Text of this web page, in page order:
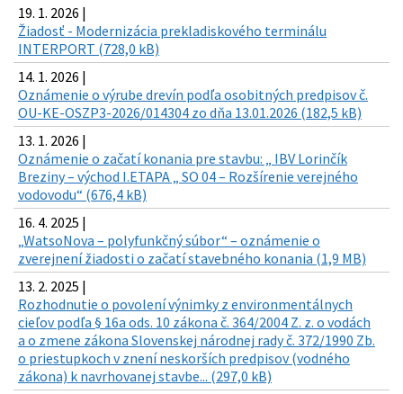
19. 1. 2026 |
Žiadosť - Modernizácia prekladiskového terminálu
INTERPORT (728,0 kB)
14. 1. 2026 |
Oznámenie o výrube drevín podľa osobitných predpisov č.
OU-KE-OSZP3-2026/014304 zo dňa 13.01.2026 (182,5 kB)
13. 1. 2026 |
Oznámenie o začatí konania pre stavbu: „ IBV Lorinčík
Breziny – východ I.ETAPA „ SO 04 – Rozšírenie verejného
vodovodu“ (676,4 kB)
16. 4. 2025 |
„WatsoNova – polyfunkčný súbor“ – oznámenie o
zverejnení žiadosti o začatí stavebného konania (1,9 MB)
13. 2. 2025 |
Rozhodnutie o povolení výnimky z environmentálnych
cieľov podľa § 16a ods. 10 zákona č. 364/2004 Z. z. o vodách
a o zmene zákona Slovenskej národnej rady č. 372/1990 Zb.
o priestupkoch v znení neskorších predpisov (vodného
zákona) k navrhovanej stavbe... (297,0 kB)